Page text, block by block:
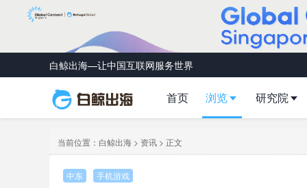
白鲸出海—让中国互联网服务世界
首页 浏览 研究院
当前位置： 白鲸出海 > 资讯 > 正文
中东 手机游戏